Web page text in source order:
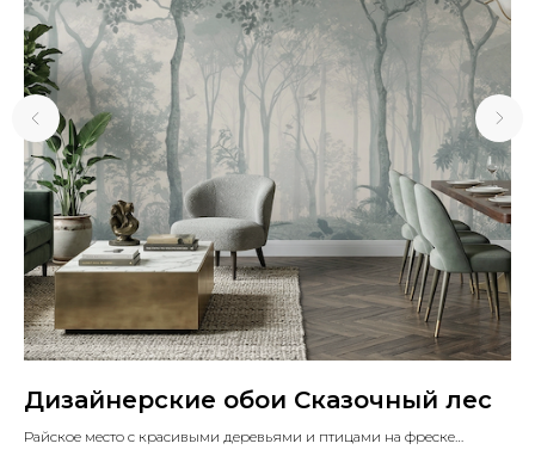
Дизайнерские обои Сказочный лес
Райское место с красивыми деревьями и птицами на фреске